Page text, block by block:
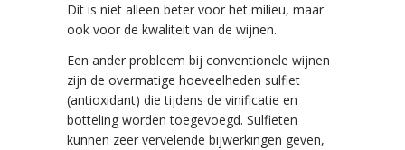
Dit is niet alleen beter voor het milieu, maar
ook voor de kwaliteit van de wijnen.
Een ander probleem bij conventionele wijnen
zijn de overmatige hoeveelheden sulfiet
(antioxidant) die tijdens de vinificatie en
botteling worden toegevoegd. Sulfieten
kunnen zeer vervelende bijwerkingen geven,